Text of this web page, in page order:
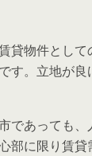
貸物件とし
す。立地が
であっても
部に限り賃